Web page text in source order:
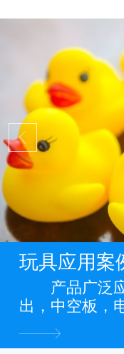
玩具应用案
产品广泛应
出，中空板，
管，缠绕管，
材，PP片材，